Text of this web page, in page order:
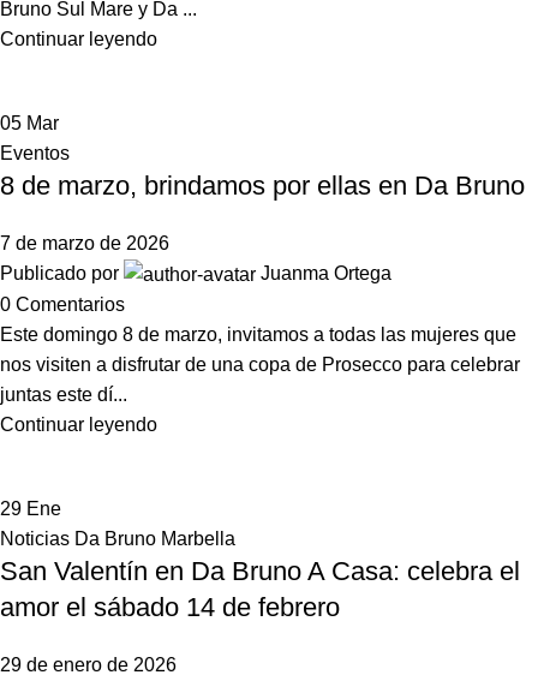
Bruno Sul Mare y Da ...
Continuar leyendo
05 Mar
Eventos
8 de marzo, brindamos por ellas en Da Bruno
7 de marzo de 2026
Publicado por
Juanma Ortega
0 Comentarios
Este domingo 8 de marzo, invitamos a todas las mujeres que
nos visiten a disfrutar de una copa de Prosecco para celebrar
juntas este dí...
Continuar leyendo
29 Ene
Noticias Da Bruno Marbella
San Valentín en Da Bruno A Casa: celebra el
amor el sábado 14 de febrero
29 de enero de 2026